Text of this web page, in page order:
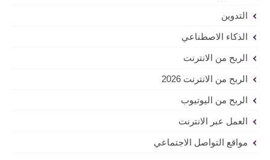
التدوين
الذكاء الاصطناعي
الربح من الانترنت
الربح من الانترنت 2026
الربح من اليوتيوب
العمل عبر الانترنت
مواقع التواصل الاجتماعي